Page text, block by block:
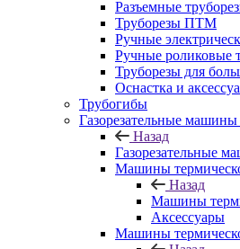
Разъемные
Труборезы ПТМ
Ручные
Ручные роликовые
Труборезы для
Оснастка и
Трубогибы
Газорезательные машины
Назад
Газорезательные
Машины
Назад
Машины
Аксессуары
Машины